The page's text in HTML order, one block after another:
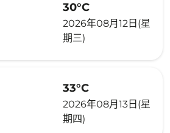
30°C
2026年08月12日(星
期三)
33°C
2026年08月13日(星
期四)